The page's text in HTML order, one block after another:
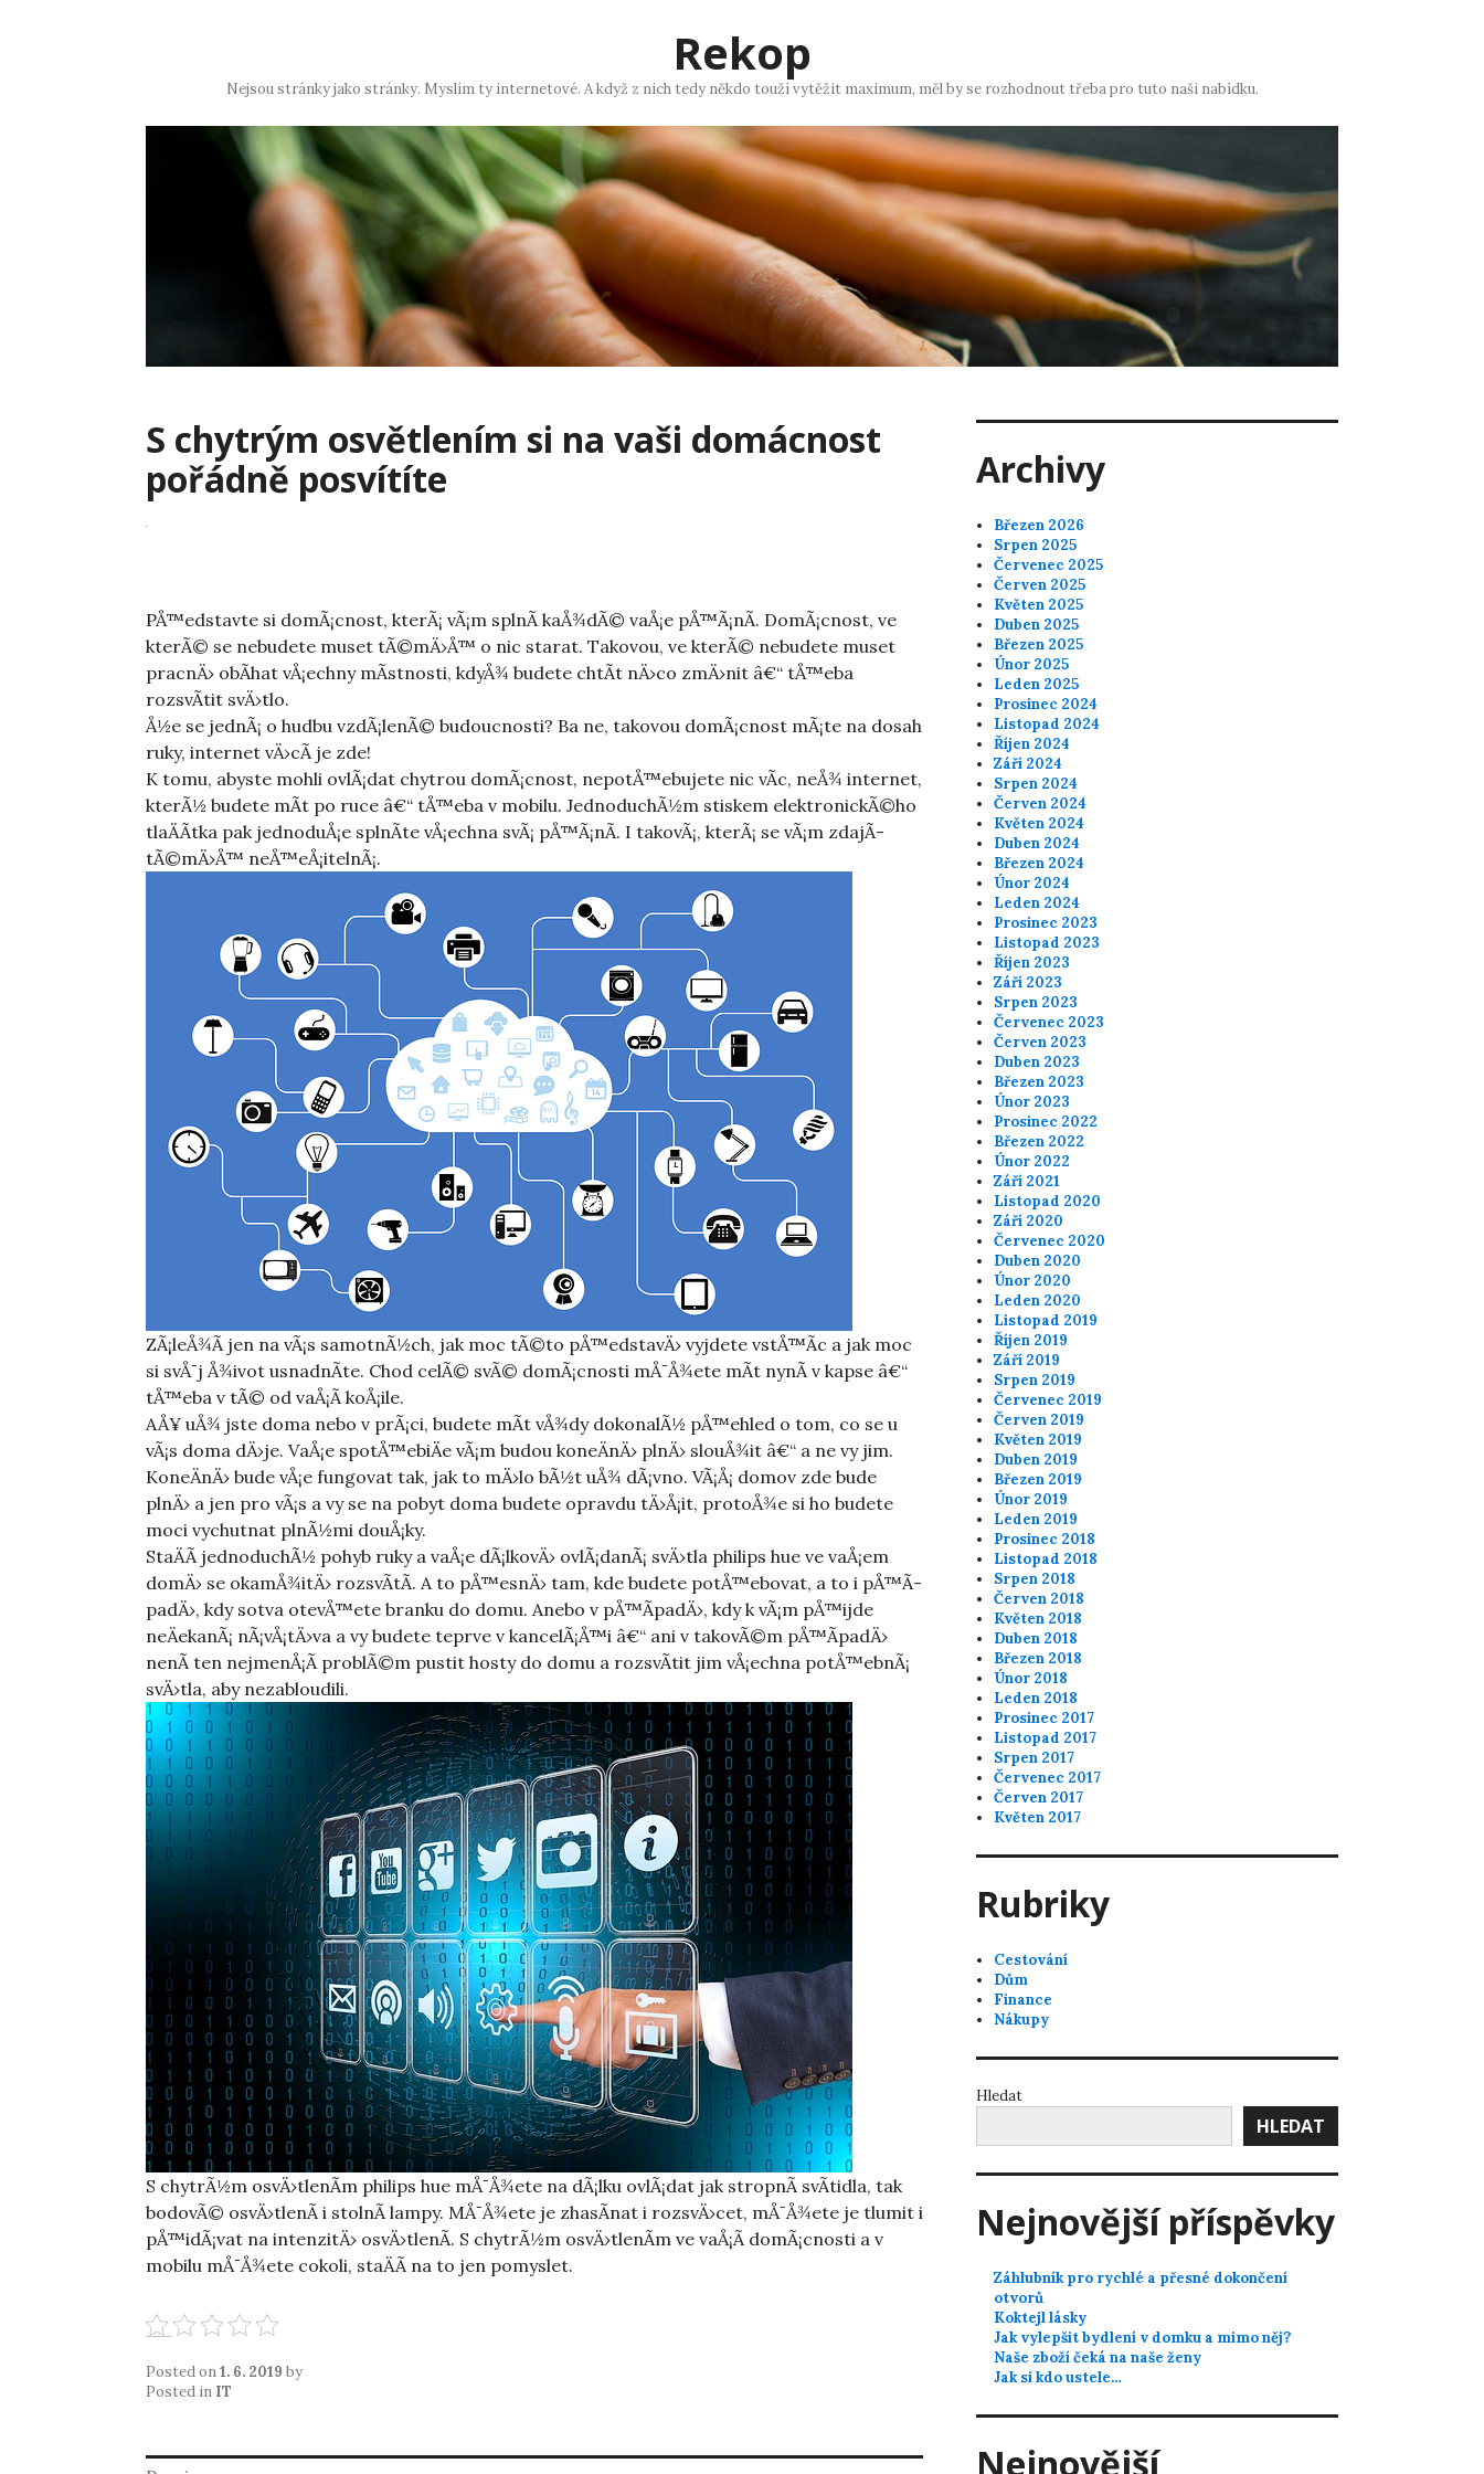
Rekop
Nejsou stránky jako stránky. Myslím ty internetové. A když z nich tedy někdo touží vytěžit maximum, měl by se rozhodnout třeba pro tuto naši nabídku.
S chytrým osvětlením si na vaši domácnost
pořádně posvítíte
PÅ™edstavte si domÃ¡cnost, kterÃ¡ vÃ¡m splnÃ­ kaÅ¾dÃ© vaÅ¡e pÅ™Ã¡nÃ­. DomÃ¡cnost, ve
kterÃ© se nebudete muset tÃ©mÄ›Å™ o nic starat. Takovou, ve kterÃ© nebudete muset
pracnÄ› obÃ­hat vÅ¡echny mÃ­stnosti, kdyÅ¾ budete chtÃ­t nÄ›co zmÄ›nit â€“ tÅ™eba
rozsvÃ­tit svÄ›tlo.
Å½e se jednÃ¡ o hudbu vzdÃ¡lenÃ© budoucnosti? Ba ne, takovou domÃ¡cnost mÃ¡te na dosah
ruky, internet vÄ›cÃ­ je zde!
K tomu, abyste mohli ovlÃ¡dat chytrou domÃ¡cnost, nepotÅ™ebujete nic vÃ­c, neÅ¾ internet,
kterÃ½ budete mÃ­t po ruce â€“ tÅ™eba v mobilu. JednoduchÃ½m stiskem elektronickÃ©ho
tlaÄÃ­tka pak jednoduÅ¡e splnÃ­te vÅ¡echna svÃ¡ pÅ™Ã¡nÃ­. I takovÃ¡, kterÃ¡ se vÃ¡m zdajÃ­
tÃ©mÄ›Å™ neÅ™eÅ¡itelnÃ¡.
ZÃ¡leÅ¾Ã­ jen na vÃ¡s samotnÃ½ch, jak moc tÃ©to pÅ™edstavÄ› vyjdete vstÅ™Ã­c a jak moc
si svÅ¯j Å¾ivot usnadnÃ­te. Chod celÃ© svÃ© domÃ¡cnosti mÅ¯Å¾ete mÃ­t nynÃ­ v kapse â€“
tÅ™eba v tÃ© od vaÅ¡Ã­ koÅ¡ile.
AÅ¥ uÅ¾ jste doma nebo v prÃ¡ci, budete mÃ­t vÅ¾dy dokonalÃ½ pÅ™ehled o tom, co se u
vÃ¡s doma dÄ›je. VaÅ¡e spotÅ™ebiÄe vÃ¡m budou koneÄnÄ› plnÄ› slouÅ¾it â€“ a ne vy jim.
KoneÄnÄ› bude vÅ¡e fungovat tak, jak to mÄ›lo bÃ½t uÅ¾ dÃ¡vno. VÃ¡Å¡ domov zde bude
plnÄ› a jen pro vÃ¡s a vy se na pobyt doma budete opravdu tÄ›Å¡it, protoÅ¾e si ho budete
moci vychutnat plnÃ½mi douÅ¡ky.
StaÄÃ­ jednoduchÃ½ pohyb ruky a vaÅ¡e dÃ¡lkovÄ› ovlÃ¡danÃ¡ svÄ›tla philips hue ve vaÅ¡em
domÄ› se okamÅ¾itÄ› rozsvÃ­tÃ­. A to pÅ™esnÄ› tam, kde budete potÅ™ebovat, a to i pÅ™Ã­
padÄ›, kdy sotva otevÅ™ete branku do domu. Anebo v pÅ™Ã­padÄ›, kdy k vÃ¡m pÅ™ijde
neÄekanÃ¡ nÃ¡vÅ¡tÄ›va a vy budete teprve v kancelÃ¡Å™i â€“ ani v takovÃ©m pÅ™Ã­padÄ›
nenÃ­ ten nejmenÅ¡Ã­ problÃ©m pustit hosty do domu a rozsvÃ­tit jim vÅ¡echna potÅ™ebnÃ¡
svÄ›tla, aby nezabloudili.
S chytrÃ½m osvÄ›tlenÃ­m philips hue mÅ¯Å¾ete na dÃ¡lku ovlÃ¡dat jak stropnÃ­ svÃ­tidla, tak
bodovÃ© osvÄ›tlenÃ­ i stolnÃ­ lampy. MÅ¯Å¾ete je zhasÃ­nat i rozsvÄ›cet, mÅ¯Å¾ete je tlumit i
pÅ™idÃ¡vat na intenzitÄ› osvÄ›tlenÃ­. S chytrÃ½m osvÄ›tlenÃ­m ve vaÅ¡Ã­ domÃ¡cnosti a v
mobilu mÅ¯Å¾ete cokoli, staÄÃ­ na to jen pomyslet.
Posted on1. 6. 2019 by
Posted in IT
Archivy
Březen 2026
Srpen 2025
Červenec 2025
Červen 2025
Květen 2025
Duben 2025
Březen 2025
Únor 2025
Leden 2025
Prosinec 2024
Listopad 2024
Říjen 2024
Září 2024
Srpen 2024
Červen 2024
Květen 2024
Duben 2024
Březen 2024
Únor 2024
Leden 2024
Prosinec 2023
Listopad 2023
Říjen 2023
Září 2023
Srpen 2023
Červenec 2023
Červen 2023
Duben 2023
Březen 2023
Únor 2023
Prosinec 2022
Březen 2022
Únor 2022
Září 2021
Listopad 2020
Září 2020
Červenec 2020
Duben 2020
Únor 2020
Leden 2020
Listopad 2019
Říjen 2019
Září 2019
Srpen 2019
Červenec 2019
Červen 2019
Květen 2019
Duben 2019
Březen 2019
Únor 2019
Leden 2019
Prosinec 2018
Listopad 2018
Srpen 2018
Červen 2018
Květen 2018
Duben 2018
Březen 2018
Únor 2018
Leden 2018
Prosinec 2017
Listopad 2017
Srpen 2017
Červenec 2017
Červen 2017
Květen 2017
Rubriky
Cestování
Dům
Finance
Nákupy
Hledat
HLEDAT
Nejnovější příspěvky
Záhlubník pro rychlé a přesné dokončení
otvorů
Koktejl lásky
Jak vylepšit bydlení v domku a mimo něj?
Naše zboží čeká na naše ženy
Jak si kdo ustele…
Nejnovější